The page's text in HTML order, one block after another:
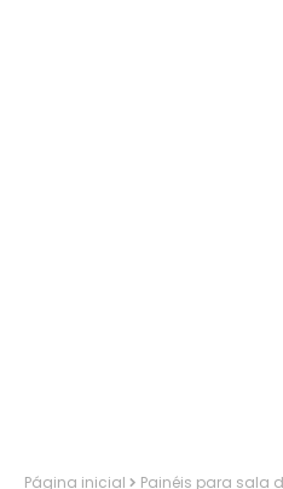
Página inicial Painéis para sala